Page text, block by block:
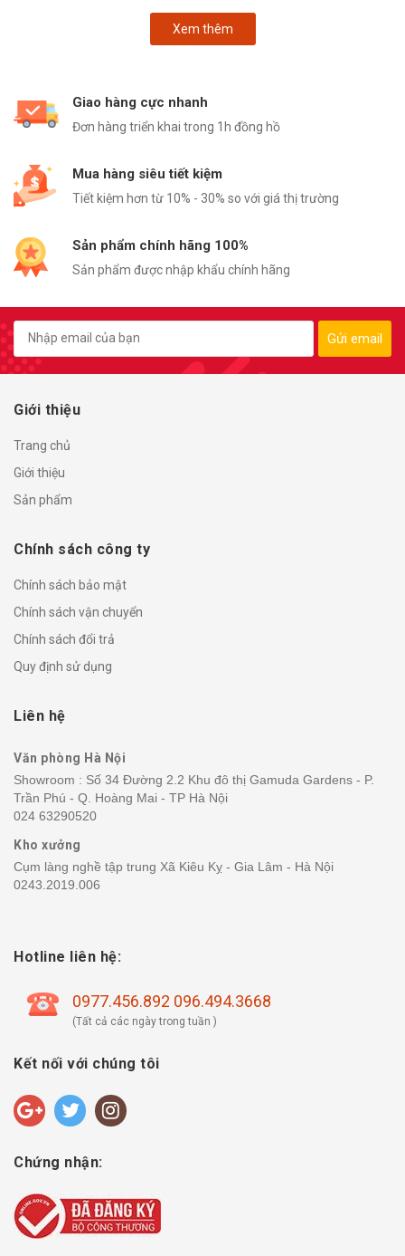
Xem thêm
Giao hàng cực nhanh
Đơn hàng triển khai trong 1h đồng hồ
Mua hàng siêu tiết kiệm
Tiết kiệm hơn từ 10% - 30% so với giá thị trường
Sản phẩm chính hãng 100%
Sản phẩm được nhập khẩu chính hãng
Gửi email
Giới thiệu
Trang chủ
Giới thiệu
Sản phẩm
Chính sách công ty
Chính sách bảo mật
Chính sách vận chuyển
Chính sách đổi trả
Quy định sử dụng
Liên hệ
Văn phòng Hà Nội
Showroom : Số 34 Đường 2.2 Khu đô thị Gamuda Gardens - P.
Trần Phú - Q. Hoàng Mai - TP Hà Nội
024 63290520
Kho xưởng
Cụm làng nghề tập trung Xã Kiêu Kỵ - Gia Lâm - Hà Nội
0243.2019.006
Hotline liên hệ:
0977.456.892 096.494.3668
(Tất cả các ngày trong tuần )
Kết nối với chúng tôi
Chứng nhận: